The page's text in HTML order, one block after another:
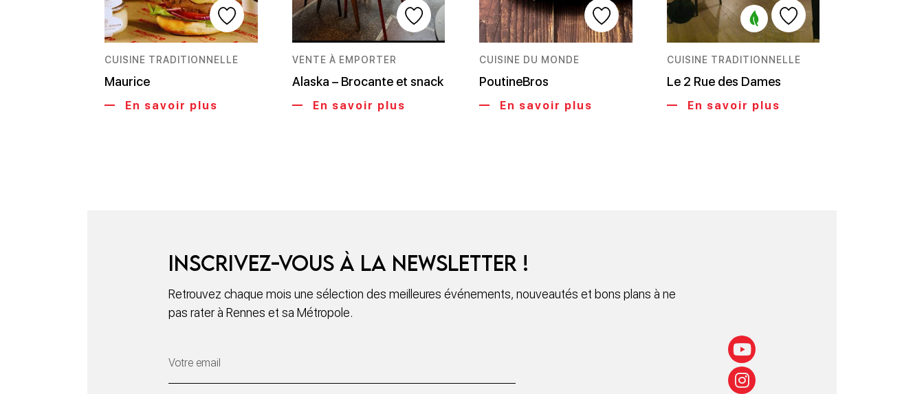
CUISINE TRADITIONNELLE
Maurice
En savoir plus
VENTE À EMPORTER
Alaska – Brocante et snack
En savoir plus
CUISINE DU MONDE
PoutineBros
En savoir plus
CUISINE TRADITIONNELLE
Le 2 Rue des Dames
En savoir plus
Inscrivez-vous à la newsletter !
Retrouvez chaque mois une sélection des meilleures événements, nouveautés et bons plans à ne
pas rater à Rennes et sa Métropole.